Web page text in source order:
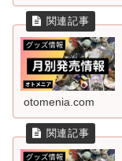
otomenia.com